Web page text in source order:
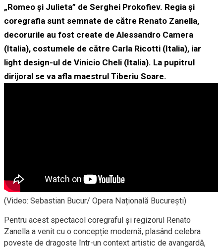
„Romeo și Julieta” de Serghei Prokofiev. Regia și
coregrafia sunt semnate de către Renato Zanella,
decorurile au fost create de Alessandro Camera
(Italia), costumele de către Carla Ricotti (Italia), iar
light design-ul de Vinicio Cheli (Italia). La pupitrul
dirijoral se va afla maestrul Tiberiu Soare.
(Video: Sebastian Bucur/ Opera Națională București)
Pentru acest spectacol coregraful și regizorul Renato
Zanella a venit cu o concepție modernă, plasând celebra
poveste de dragoste într-un context artistic de avangardă,